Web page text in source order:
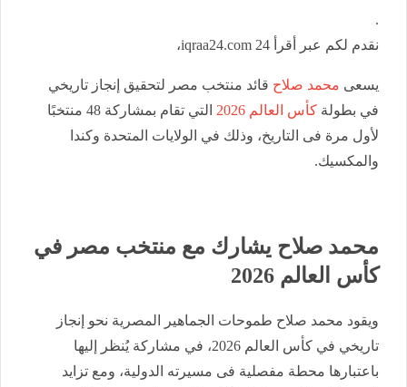
.
نقدم لكم عبر أقرأ 24 iqraa24.com،
يسعى محمد صلاح قائد منتخب مصر لتحقيق إنجاز تاريخي
في بطولة كأس العالم 2026
التي تقام بمشاركة 48 منتخبًا
لأول مرة فى التاريخ، وذلك في الولايات المتحدة وكندا
والمكسيك.
محمد صلاح يشارك مع منتخب مصر في
كأس العالم 2026
ويقود محمد صلاح طموحات الجماهير المصرية نحو إنجاز
تاريخي في كأس العالم 2026، في مشاركة يُنظر إليها
باعتبارها محطة مفصلية فى مسيرته الدولية، ومع تزايد